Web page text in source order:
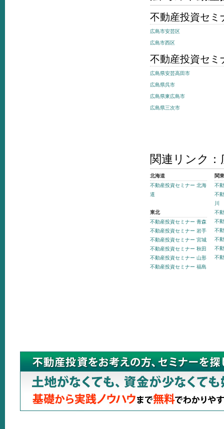
不動産投資セミ
広島市安芸区
広島市西区
不動産投資セミ
広島県安芸高田市
広島県呉市
広島県東広島市
広島県三次市
関連リンク
北海道
不動産投資セミナー 北海
道
東北
不動産投資セミナー 青森
不動産投資セミナー 岩手
不動産投資セミナー 宮城
不動産投資セミナー 秋田
不動産投資セミナー 山形
不動産投資セミナー 福島
関東
不
不
川
不
不
不
不
不
不